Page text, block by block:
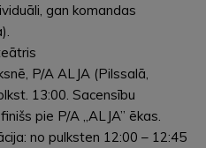
gan komandas
P/A ALJA (Pilssalā,
13:00. Sacensību
pie P/A „ALJA” ēkas.
no pulksten 12:00 – 12:45